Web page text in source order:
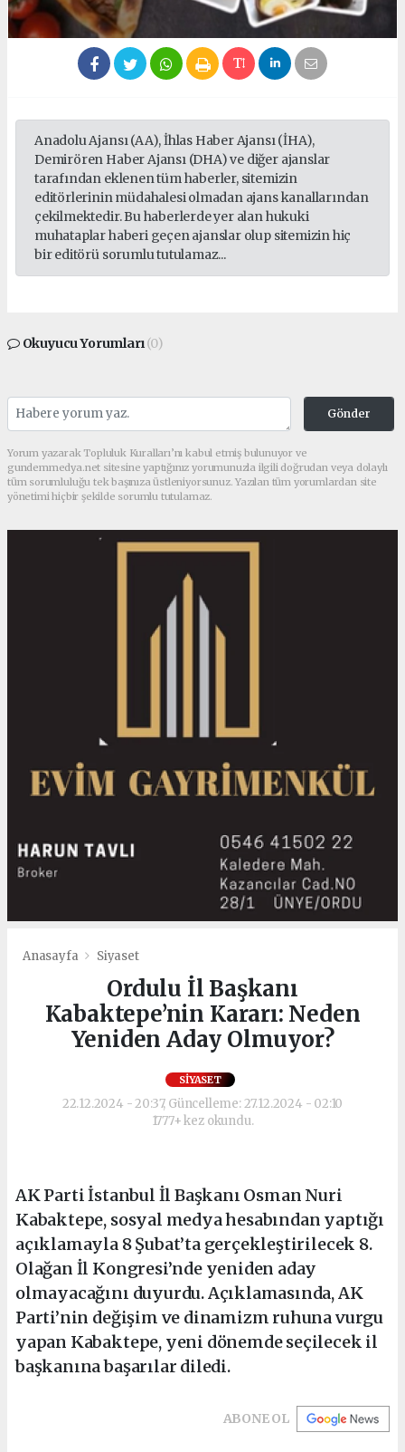
Anadolu Ajansı (AA), İhlas Haber Ajansı (İHA),
Demirören Haber Ajansı (DHA) ve diğer ajanslar
tarafından eklenen tüm haberler, sitemizin
editörlerinin müdahalesi olmadan ajans kanallarından
çekilmektedir. Bu haberlerde yer alan hukuki
muhataplar haberi geçen ajanslar olup sitemizin hiç
bir editörü sorumlu tutulamaz...
Okuyucu Yorumları(0)
Gönder
Yorum yazarak Topluluk Kuralları’nı kabul etmiş bulunuyor ve
gundemmedya.net sitesine yaptığınız yorumunuzla ilgili doğrudan veya dolaylı
tüm sorumluluğu tek başınıza üstleniyorsunuz. Yazılan tüm yorumlardan site
yönetimi hiçbir şekilde sorumlu tutulamaz.
Anasayfa Siyaset
Ordulu İl Başkanı
Kabaktepe’nin Kararı: Neden
Yeniden Aday Olmuyor?
SIYASET
22.12.2024 - 20:37, Güncelleme: 27.12.2024 - 02:10
1777+ kez okundu.
AK Parti İstanbul İl Başkanı Osman Nuri
Kabaktepe, sosyal medya hesabından yaptığı
açıklamayla 8 Şubat’ta gerçekleştirilecek 8.
Olağan İl Kongresi’nde yeniden aday
olmayacağını duyurdu. Açıklamasında, AK
Parti’nin değişim ve dinamizm ruhuna vurgu
yapan Kabaktepe, yeni dönemde seçilecek il
başkanına başarılar diledi.
ABONE OL